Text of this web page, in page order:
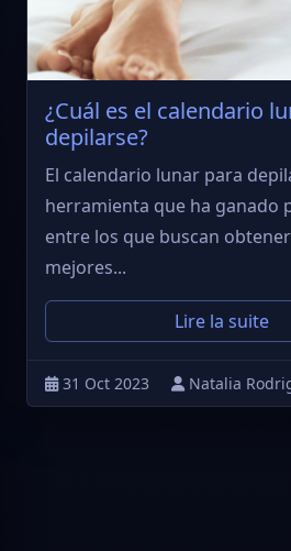
¿Cuál es el calendario
depilarse?
El calendario lunar para
herramienta que ha ganado
entre los que buscan
mejores...
Lire la suite
31 Oct 2023 Natalia